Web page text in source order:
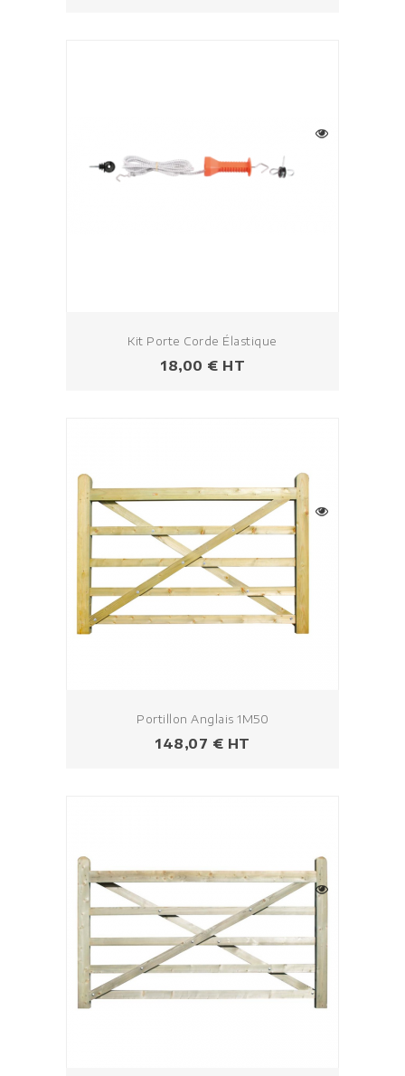
Kit Porte Corde Élastique
Prix
18,00 € HT
Portillon Anglais 1M50
Prix
148,07 € HT